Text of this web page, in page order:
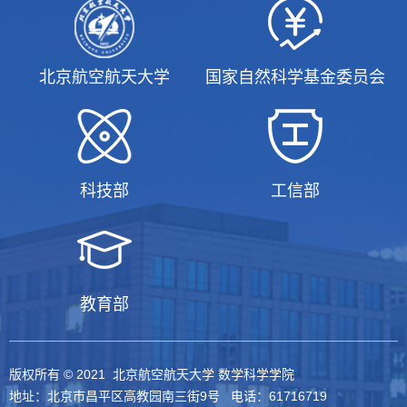
北京航空航天大学 国家自然科学基金委员会
科技部 工信部
教育部
版权所有 © 2021 北京航空航天大学 数学科学学院
地址：北京市昌平区高教园南三街9号 电话：61716719